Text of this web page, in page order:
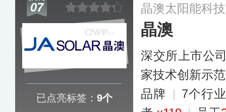
全球多个国家布有
07
已点亮标签： 9个
晶澳太阳能科
晶澳
深交所上市公
家技术创新示
品牌
| 7个行